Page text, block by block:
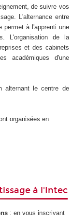
de suivre vos
L'alternance entre
permet à l'apprenti une
L'organisation de la
et des cabinets
académiques d'une
alternant le centre de
organisées en
à l'Intec
: en vous inscrivant